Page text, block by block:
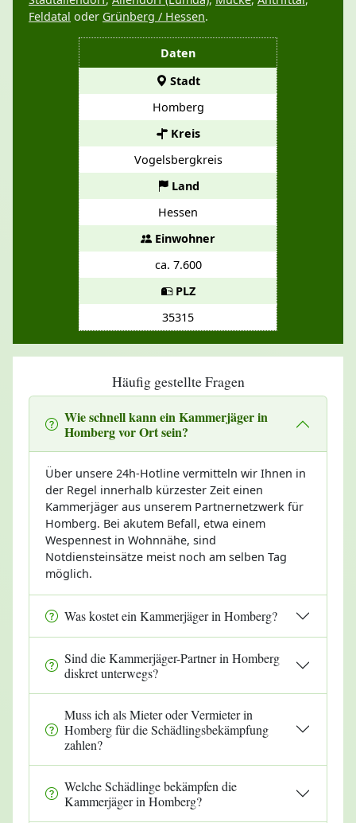
Daten
Stadt
Homberg
Kreis
Vogelsbergkreis
Land
Hessen
Einwohner
ca. 7.600
PLZ
35315
Feldatal oder Grünberg / Hessen.
Häufig gestellte Fragen
Wie schnell kann ein Kammerjäger in
Homberg vor Ort sein?
Über unsere 24h-Hotline vermitteln wir Ihnen in
der Regel innerhalb kürzester Zeit einen
Kammerjäger aus unserem Partnernetzwerk für
Homberg. Bei akutem Befall, etwa einem
Wespennest in Wohnnähe, sind
Notdiensteinsätze meist noch am selben Tag
möglich.
Was kostet ein Kammerjäger in Homberg?
Sind die Kammerjäger-Partner in Homberg
diskret unterwegs?
Muss ich als Mieter oder Vermieter in
Homberg für die Schädlingsbekämpfung
zahlen?
Welche Schädlinge bekämpfen die
Kammerjäger in Homberg?